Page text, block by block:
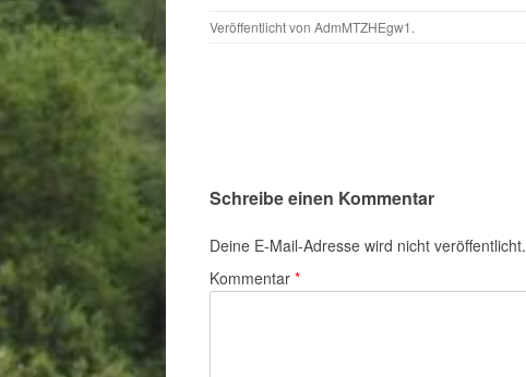
Veröffentlicht von AdmMTZHEgw1 .
Schreibe einen Kommentar
Deine E-Mail-Adresse wird nicht veröffentlicht.
Kommentar *